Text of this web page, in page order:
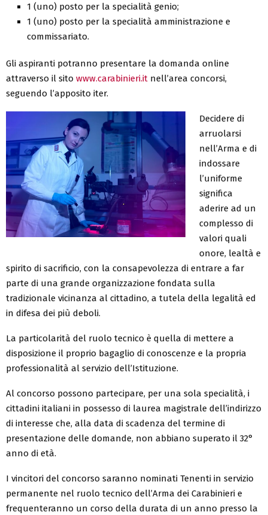
1 (uno) posto per la specialità genio;
1 (uno) posto per la specialità amministrazione e
commissariato.
Gli aspiranti potranno presentare la domanda online
attraverso il sito www.carabinieri.it nell’area concorsi,
seguendo l’apposito iter.
Decidere di
arruolarsi
nell’Arma e di
indossare
l’uniforme
significa
aderire ad un
complesso di
valori quali
onore, lealtà e
spirito di sacrificio, con la consapevolezza di entrare a far
parte di una grande organizzazione fondata sulla
tradizionale vicinanza al cittadino, a tutela della legalità ed
in difesa dei più deboli.
La particolarità del ruolo tecnico è quella di mettere a
disposizione il proprio bagaglio di conoscenze e la propria
professionalità al servizio dell’Istituzione.
Al concorso possono partecipare, per una sola specialità, i
cittadini italiani in possesso di laurea magistrale dell’indirizzo
di interesse che, alla data di scadenza del termine di
presentazione delle domande, non abbiano superato il 32°
anno di età.
I vincitori del concorso saranno nominati Tenenti in servizio
permanente nel ruolo tecnico dell’Arma dei Carabinieri e
frequenteranno un corso della durata di un anno presso la